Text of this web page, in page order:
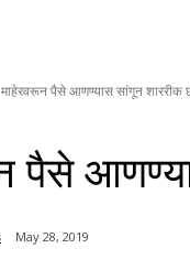
माहेरवरून पैसे आणण्यास सांगून शाररीक
पैसे
May 28, 2019